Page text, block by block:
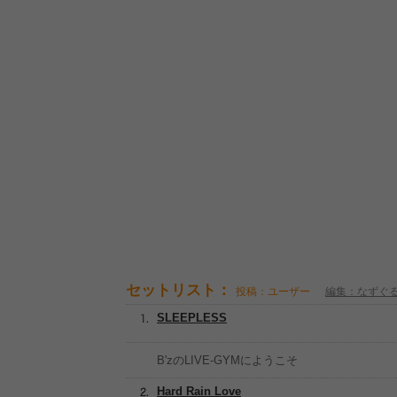
セットリスト： 投稿：ユーザー 編集：なずぐる
SLEEPLESS
B'zのLIVE-GYMにようこそ
Hard Rain Love